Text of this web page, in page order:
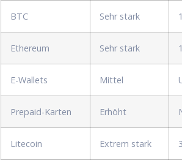
BTC Sehr stark
Ethereum Sehr stark
E-Wallets Mittel
Prepaid-Karten Erhöht
Litecoin Extrem stark